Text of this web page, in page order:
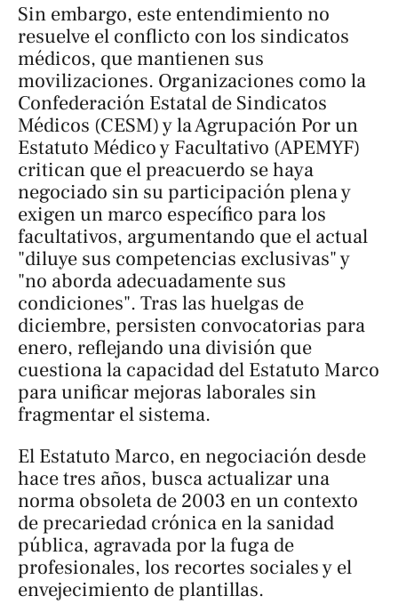
Sin embargo, este entendimiento no
resuelve el conflicto con los sindicatos
médicos, que mantienen sus
movilizaciones. Organizaciones como la
Confederación Estatal de Sindicatos
Médicos (CESM) y la Agrupación Por un
Estatuto Médico y Facultativo (APEMYF)
critican que el preacuerdo se haya
negociado sin su participación plena y
exigen un marco específico para los
facultativos, argumentando que el actual
"diluye sus competencias exclusivas" y
"no aborda adecuadamente sus
condiciones". Tras las huelgas de
diciembre, persisten convocatorias para
enero, reflejando una división que
cuestiona la capacidad del Estatuto Marco
para unificar mejoras laborales sin
fragmentar el sistema.
El Estatuto Marco, en negociación desde
hace tres años, busca actualizar una
norma obsoleta de 2003 en un contexto
de precariedad crónica en la sanidad
pública, agravada por la fuga de
profesionales, los recortes sociales y el
envejecimiento de plantillas.